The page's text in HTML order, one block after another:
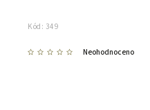
Kód: 349
Neohodnoceno